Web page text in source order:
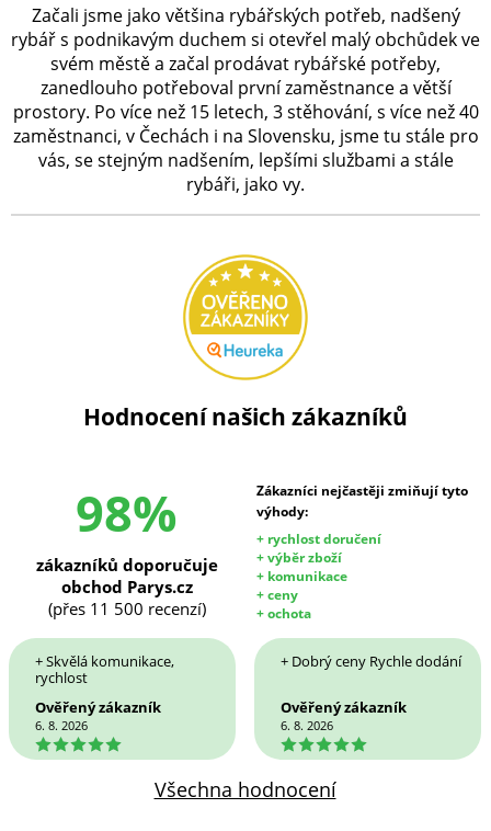
Začali jsme jako většina rybářských potřeb, nadšený
rybář s podnikavým duchem si otevřel malý obchůdek ve
svém městě a začal prodávat rybářské potřeby,
zanedlouho potřeboval první zaměstnance a větší
prostory. Po více než 15 letech, 3 stěhování, s více než 40
zaměstnanci, v Čechách i na Slovensku, jsme tu stále pro
vás, se stejným nadšením, lepšími službami a stále
rybáři, jako vy.
Hodnocení našich zákazníků
98%
Zákazníci nejčastěji zmiňují tyto
výhody:
+ rychlost doručení
+ výběr zboží
+ komunikace
+ ceny
+ ochota
zákazníků doporučuje
obchod Parys.cz
(přes 11 500 recenzí)
+ Skvělá komunikace,
rychlost
Ověřený zákazník
6. 8. 2026
5
+ Dobrý ceny Rychle dodání
Ověřený zákazník
6. 8. 2026
5
Všechna hodnocení